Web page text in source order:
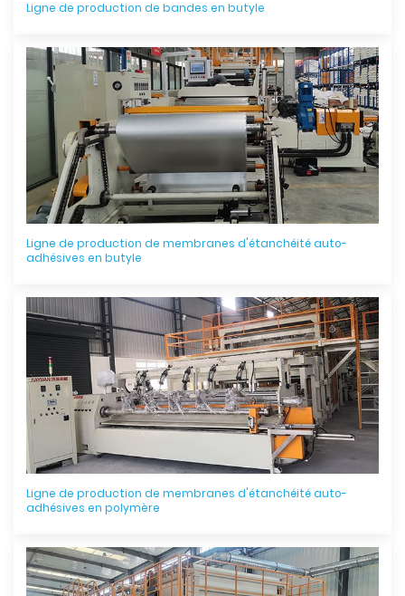
Ligne de production de bandes en butyle
Ligne de production de membranes d'étanchéité auto-
adhésives en butyle
Ligne de production de membranes d'étanchéité auto-
adhésives en polymère